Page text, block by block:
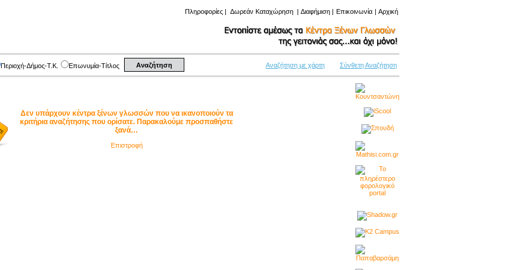
Πληροφορίες | Δωρεάν Καταχώρηση | Διαφήμιση | Επικοινωνία | Αρχική
Περιοχή-Δήμος-Τ.Κ. Επωνυμία-Τίτλος Αναζήτηση με χάρτη Σύνθετη Αναζήτηση
Δεν υπάρχουν κέντρα ξένων γλωσσών που να ικανοποιούν τα
κριτήρια αναζήτησης που ορίσατε. Παρακαλούμε προσπαθήστε
ξανά…
Επιστροφή